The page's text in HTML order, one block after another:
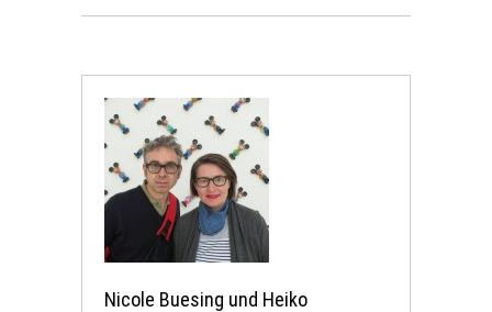
Nicole Buesing und Heiko